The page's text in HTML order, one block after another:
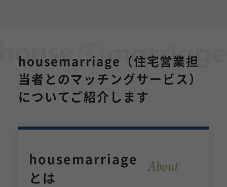
housemarriage（住宅営業担
当者とのマッチングサービス）
についてご紹介します
About
housemarriage
とは